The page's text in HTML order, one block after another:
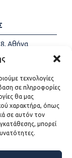
τεχνολογίες
σε πληροφορίες
θα μας
χαρακτήρα, όπως
σε αυτόν τον
μπορεί
Αθήνα